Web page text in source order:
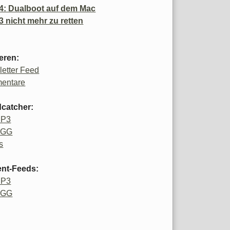
Dualboot auf dem Mac
nicht mehr zu retten
Feed
Feeds: